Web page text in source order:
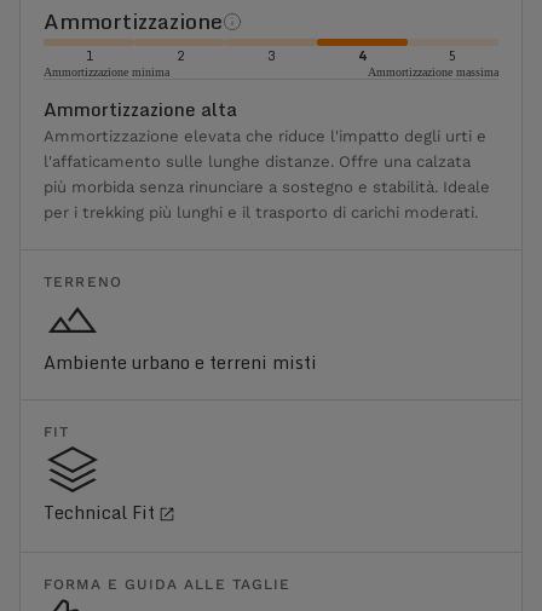
Ammortizzazione
1 2 3 4 5
Ammortizzazione minima Ammortizzazione massima
Ammortizzazione alta
Ammortizzazione elevata che riduce l'impatto degli urti e
l'affaticamento sulle lunghe distanze. Offre una calzata
più morbida senza rinunciare a sostegno e stabilità. Ideale
per i trekking più lunghi e il trasporto di carichi moderati.
TERRENO
Ambiente urbano e terreni misti
FIT
Technical Fit
FORMA E GUIDA ALLE TAGLIE